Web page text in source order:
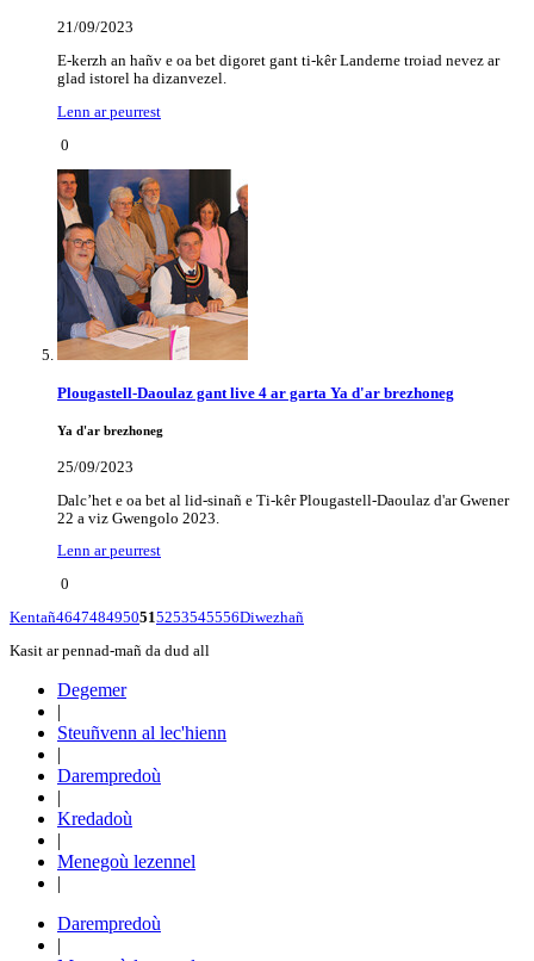
21/09/2023
E-kerzh an hañv e oa bet digoret gant ti-kêr Landerne troiad nevez ar
glad istorel ha dizanvezel.
Lenn ar peurrest
0
Plougastell-Daoulaz gant live 4 ar garta Ya d'ar brezhoneg
Ya d'ar brezhoneg
25/09/2023
Dalc’het e oa bet al lid-sinañ e Ti-kêr Plougastell-Daoulaz d'ar Gwener
22 a viz Gwengolo 2023.
Lenn ar peurrest
0
Kentañ4647484950515253545556Diwezhañ
Kasit ar pennad-mañ da dud all
Degemer
|
Steuñvenn al lec'hienn
|
Darempredoù
|
Kredadoù
|
Menegoù lezennel
|
Darempredoù
|